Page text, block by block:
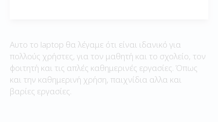
Αυτο το laptop θα λέγαμε ότι είναι ιδανικό για
πολλούς χρήστες, για τον μαθητή και το σχολείο, τον
φοιτητή και τις απλές καθημερινές εργασίες. Όπως
και την καθημερινή χρήση, παιχνίδια αλλα και
βαρίες εργασίες.